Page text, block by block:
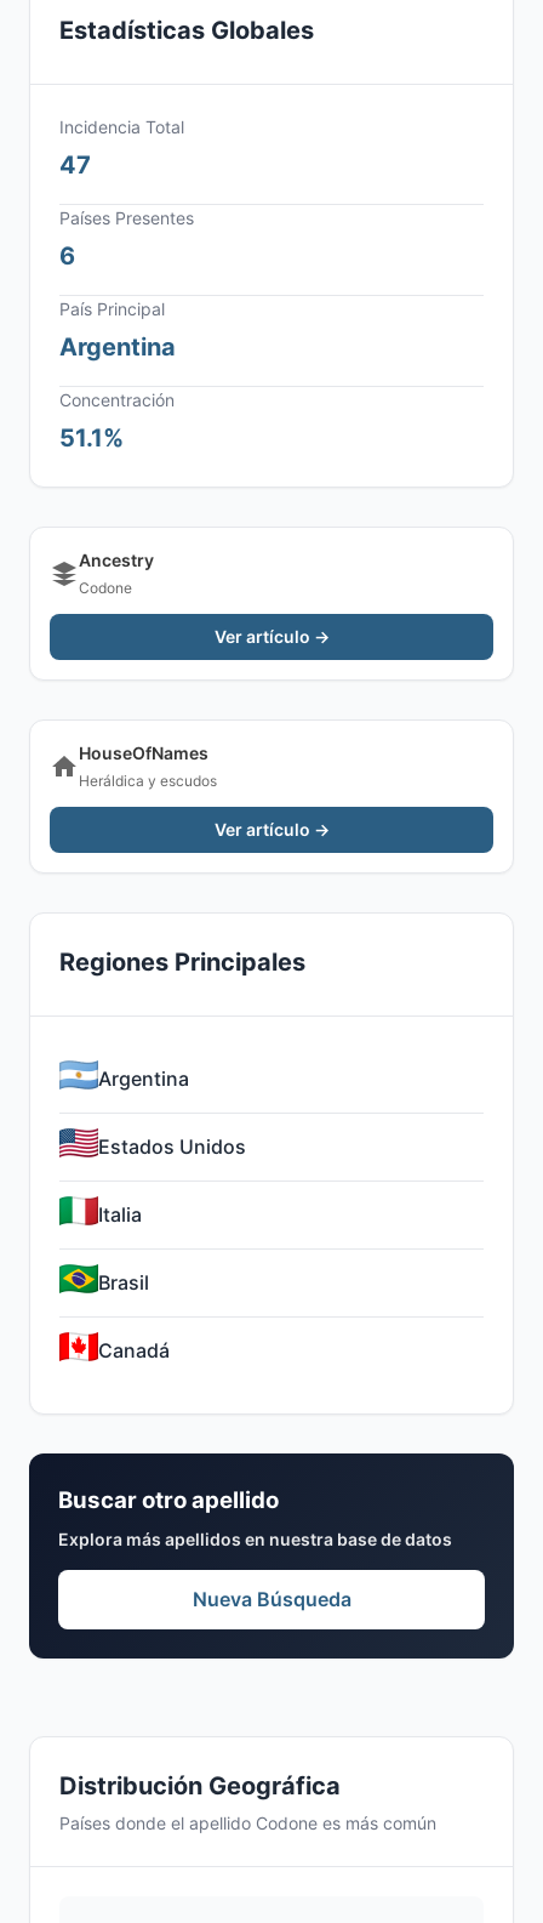
Distribución Geográfica
Países donde el apellido Codone es más común
Estadísticas Globales
Incidencia Total
47
Países Presentes
6
País Principal
Argentina
Concentración
51.1%
Ancestry
Codone
Ver artículo →
HouseOfNames
Heráldica y escudos
Ver artículo →
Regiones Principales
Argentina
Estados Unidos
Italia
Brasil
Canadá
Buscar otro apellido
Explora más apellidos en nuestra base de datos
Nueva Búsqueda